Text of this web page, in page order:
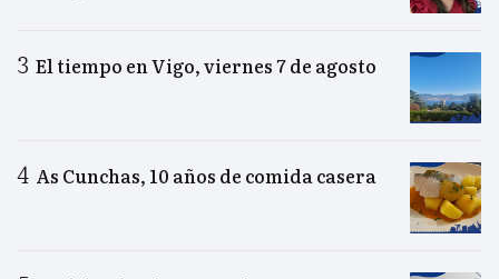
El tiempo en Vigo, viernes 7 de agosto
As Cunchas, 10 años de comida casera